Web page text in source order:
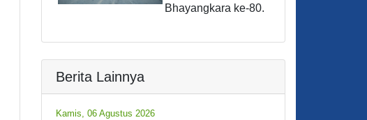
Bhayangkara ke-80.
Berita Lainnya
Kamis, 06 Agustus 2026